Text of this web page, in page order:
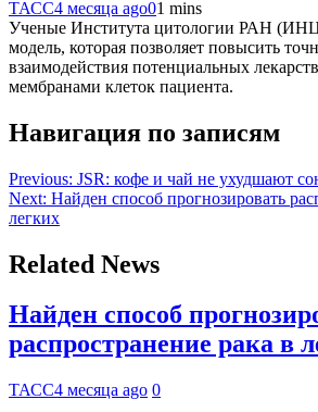
ТАСС4 месяца ago01 mins
Ученые Института цитологии РАН
модель, которая позволяет повысить
взаимодействия потенциальных
мембранами клеток пациента.
Навигация по записям
Previous: JSR: кофе и чай не ухудшают
Next: Найден способ прогнозировать
легких
Related News
Найден способ
распространение рака в
ТАСС4 месяца ago 0